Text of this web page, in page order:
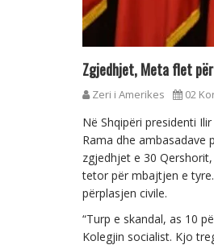
Zgjedhjet, Meta flet
Zeri i Amerikes 02
Në Shqipëri presidenti
Rama dhe ambasadave
zgjedhjet e 30
tetor për mbajtjen e
përplasjen civile.
“Turp e skandal, as 10
Kolegjin socialist. Kjo